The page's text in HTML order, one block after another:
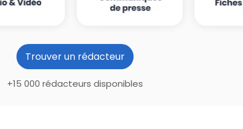
Trouver un rédacteur
+15 000 rédacteurs disponibles